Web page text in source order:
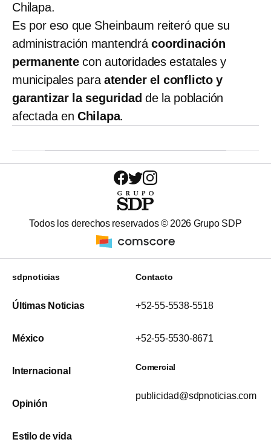
Chilapa.
Es por eso que Sheinbaum reiteró que su
administración mantendrácoordinación
permanentecon autoridades estatales y
municipales paraatender el conflicto y
garantizar la seguridad de la población
afectada en Chilapa.
Todos los derechos reservados © 2026 Grupo SDP
sdpnoticias
Últimas Noticias
México
Internacional
Opinión
Estilo de vida
Contacto
+52-55-5538-5518
+52-55-5530-8671
Comercial
publicidad@sdpnoticias.com